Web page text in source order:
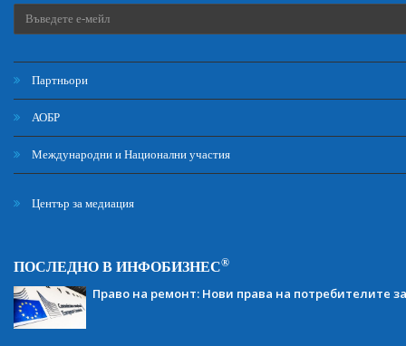
Партньори
АОБР
Международни и Национални участия
Център за медиация
ПОСЛЕДНО В ИНФОБИЗНЕС®
Право на ремонт: Нови права на потребителите